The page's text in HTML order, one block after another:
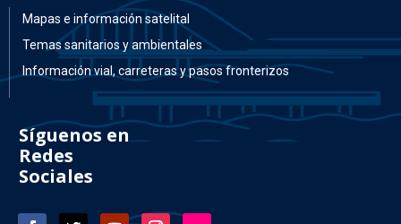
Mapas e información satelital
Temas sanitarios y ambientales
Información vial, carreteras y pasos fronterizos
Síguenos en
Redes
Sociales